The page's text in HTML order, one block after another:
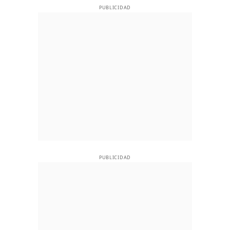
PUBLICIDAD
PUBLICIDAD